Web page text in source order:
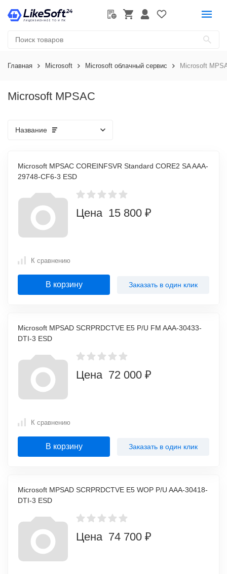
Главная Microsoft Microsoft облачный сервис Microsoft
Microsoft MPSAC
Название
Microsoft MPSAC COREINFSVR Standard CORE2 SA AAA-
29748-CF6-3 ESD
Цена 15 800 ₽
К сравнению
В корзину Заказать в один клик
Microsoft MPSAD SCRPRDCTVE E5 P/U FM AAA-30433-
DTI-3 ESD
Цена 72 000 ₽
К сравнению
В корзину Заказать в один клик
Microsoft MPSAD SCRPRDCTVE E5 WOP P/U AAA-30418-
DTI-3 ESD
Цена 74 700 ₽